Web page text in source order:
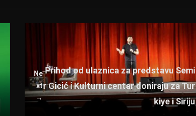
Ne
xt
→
Prihod od ulaznica za predstavu Semi
r Gicić i Kulturni centar doniraju za Tur
kiye i Siriju